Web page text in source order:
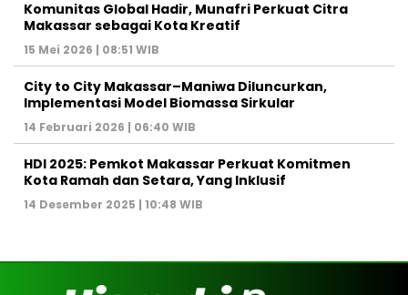
Komunitas Global Hadir, Munafri Perkuat Citra
Makassar sebagai Kota Kreatif
15 Mei 2026 | 08:51 WIB
City to City Makassar–Maniwa Diluncurkan,
Implementasi Model Biomassa Sirkular
14 Februari 2026 | 06:40 WIB
HDI 2025: Pemkot Makassar Perkuat Komitmen
Kota Ramah dan Setara, Yang Inklusif
14 Desember 2025 | 10:48 WIB